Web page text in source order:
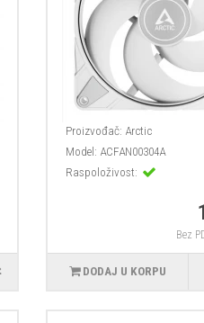
Proizvođač: Arctic
Model: ACFAN00304A
Raspoloživost:
Bez
DODAJ U KORPU